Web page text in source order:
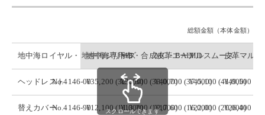
総額金額（本体金額）
地中海ロイヤル・ 地中海シリーズ
地中海専用布MB・合成皮革エーデルスムース
MC・BALIMD 皮革マルニ
ヘッドレストNo.4146-00
¥35,200 (32,000)
¥36,300 (33,000)
¥40,700 (37,000)
¥45,100 (41,000)
¥49,500 (
替えカバーNo.4146-90
¥12,100 (11,000)
¥13,200 (12,000)
¥17,600 (16,000)
¥22,000 (20,000)
¥26,400 (
スクロールできます